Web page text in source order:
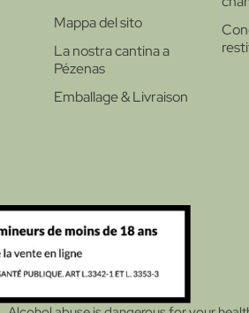
Mappa del sito
La nostra cantina a
Pézenas
Emballage & Livraison